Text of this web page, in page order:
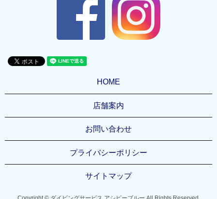
HOME
店舗案内
お問い合わせ
プライバシーポリシー
サイトマップ